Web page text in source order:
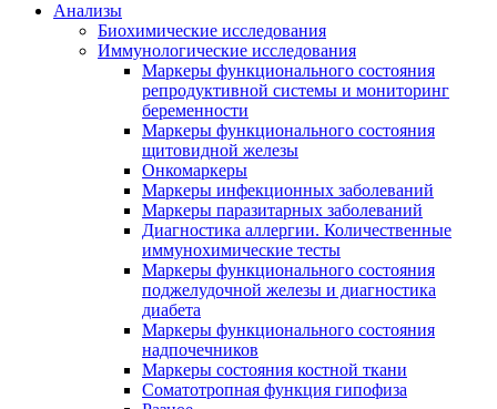
Анализы
Биохимические исследования
Иммунологические исследования
Маркеры функционального состояния
репродуктивной системы и мониторинг
беременности
Маркеры функционального состояния
щитовидной железы
Онкомаркеры
Маркеры инфекционных заболеваний
Маркеры паразитарных заболеваний
Диагностика аллергии. Количественные
иммунохимические тесты
Маркеры функционального состояния
поджелудочной железы и диагностика
диабета
Маркеры функционального состояния
надпочечников
Маркеры состояния костной ткани
Соматотропная функция гипофиза